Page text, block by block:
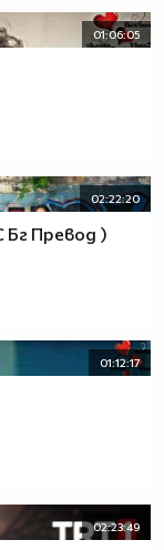
01:06:05
02:22:20
Бг Превод )
01:12:17
02:23:49